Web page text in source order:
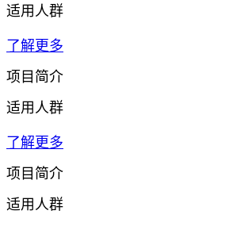
适用人群
了解更多
项目简介
适用人群
了解更多
项目简介
适用人群